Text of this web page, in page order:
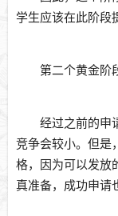
学生应该在此阶段
第二个黄金阶
经过之前的申
竞争会较小。但是
格，因为可以发放
真准备，成功申请